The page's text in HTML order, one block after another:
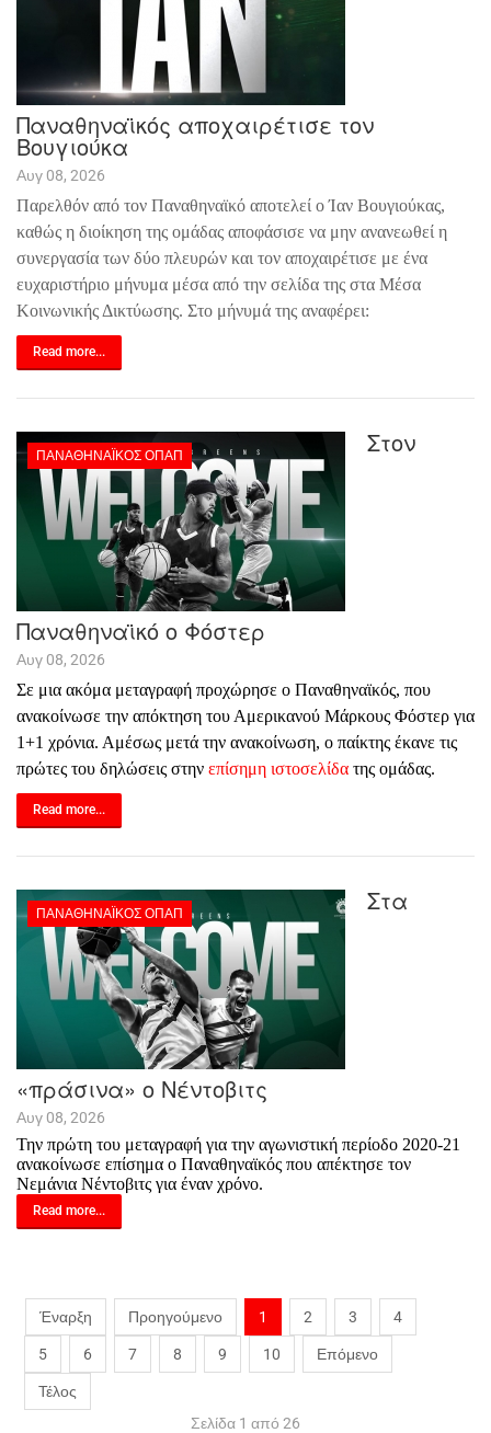
Παναθηναϊκός αποχαιρέτισε τον
Βουγιούκα
Αυγ 08, 2026
Παρελθόν από τον Παναθηναϊκό αποτελεί ο Ίαν Βουγιούκας,
καθώς η διοίκηση της ομάδας αποφάσισε να μην ανανεωθεί η
συνεργασία των δύο πλευρών και τον αποχαιρέτισε με ένα
ευχαριστήριο μήνυμα μέσα από την σελίδα της στα Μέσα
Κοινωνικής Δικτύωσης. Στο μήνυμά της αναφέρει:
Read more...
ΠΑΝΑΘΗΝΑΪΚΌΣ ΟΠΑΠ Στον
Παναθηναϊκό ο Φόστερ
Αυγ 08, 2026
Σε μια ακόμα μεταγραφή προχώρησε ο Παναθηναϊκός, που
ανακοίνωσε την απόκτηση του Αμερικανού Μάρκους Φόστερ για
1+1 χρόνια. Αμέσως μετά την ανακοίνωση, ο παίκτης έκανε τις
πρώτες του δηλώσεις στην επίσημη ιστοσελίδα της ομάδας.
Read more...
ΠΑΝΑΘΗΝΑΪΚΌΣ ΟΠΑΠ Στα
«πράσινα» ο Νέντοβιτς
Αυγ 08, 2026
Την πρώτη του μεταγραφή για την αγωνιστική περίοδο 2020-21
ανακοίνωσε επίσημα ο Παναθηναϊκός που απέκτησε τον
Νεμάνια Νέντοβιτς για έναν χρόνο.
Read more...
Έναρξη Προηγούμενο 1 2 3 4
5 6 7 8 9 10 Επόμενο
Τέλος
Σελίδα 1 από 26